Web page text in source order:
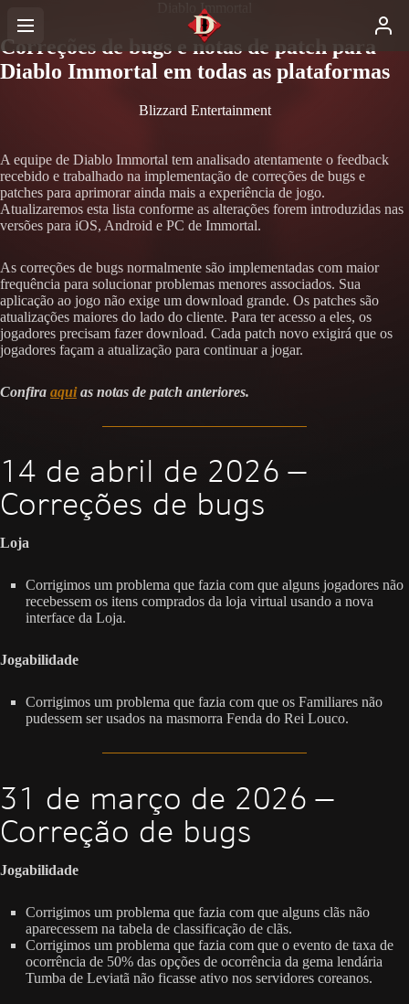
Diablo Immortal
Correções de bugs e notas de patch para
Diablo Immortal em todas as plataformas
Blizzard Entertainment
A equipe de Diablo Immortal tem analisado atentamente o feedback
recebido e trabalhado na implementação de correções de bugs e
patches para aprimorar ainda mais a experiência de jogo.
Atualizaremos esta lista conforme as alterações forem introduzidas nas
versões para iOS, Android e PC de Immortal.
As correções de bugs normalmente são implementadas com maior
frequência para solucionar problemas menores associados. Sua
aplicação ao jogo não exige um download grande. Os patches são
atualizações maiores do lado do cliente. Para ter acesso a eles, os
jogadores precisam fazer download. Cada patch novo exigirá que os
jogadores façam a atualização para continuar a jogar.
Confira aquias notas de patch anteriores.
14 de abril de 2026 —
Correções de bugs
Loja
Corrigimos um problema que fazia com que alguns jogadores não
recebessem os itens comprados da loja virtual usando a nova
interface da Loja.
Jogabilidade
Corrigimos um problema que fazia com que os Familiares não
pudessem ser usados na masmorra Fenda do Rei Louco.
31 de março de 2026 —
Correção de bugs
Jogabilidade
Corrigimos um problema que fazia com que alguns clãs não
aparecessem na tabela de classificação de clãs.
Corrigimos um problema que fazia com que o evento de taxa de
ocorrência de 50% das opções de ocorrência da gema lendária
Tumba de Leviatã não ficasse ativo nos servidores coreanos.